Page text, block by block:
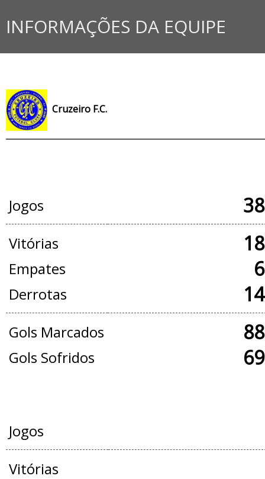
INFORMAÇÕES DA EQUIPE
Cruzeiro F.C.
Jogos
Vitórias
Empates
Derrotas
Gols Marcados
Gols Sofridos
Jogos
Vitórias